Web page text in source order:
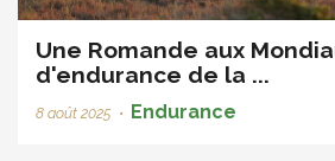
Une Romande aux
d'endurance de la ...
8 août 2025 • Endurance